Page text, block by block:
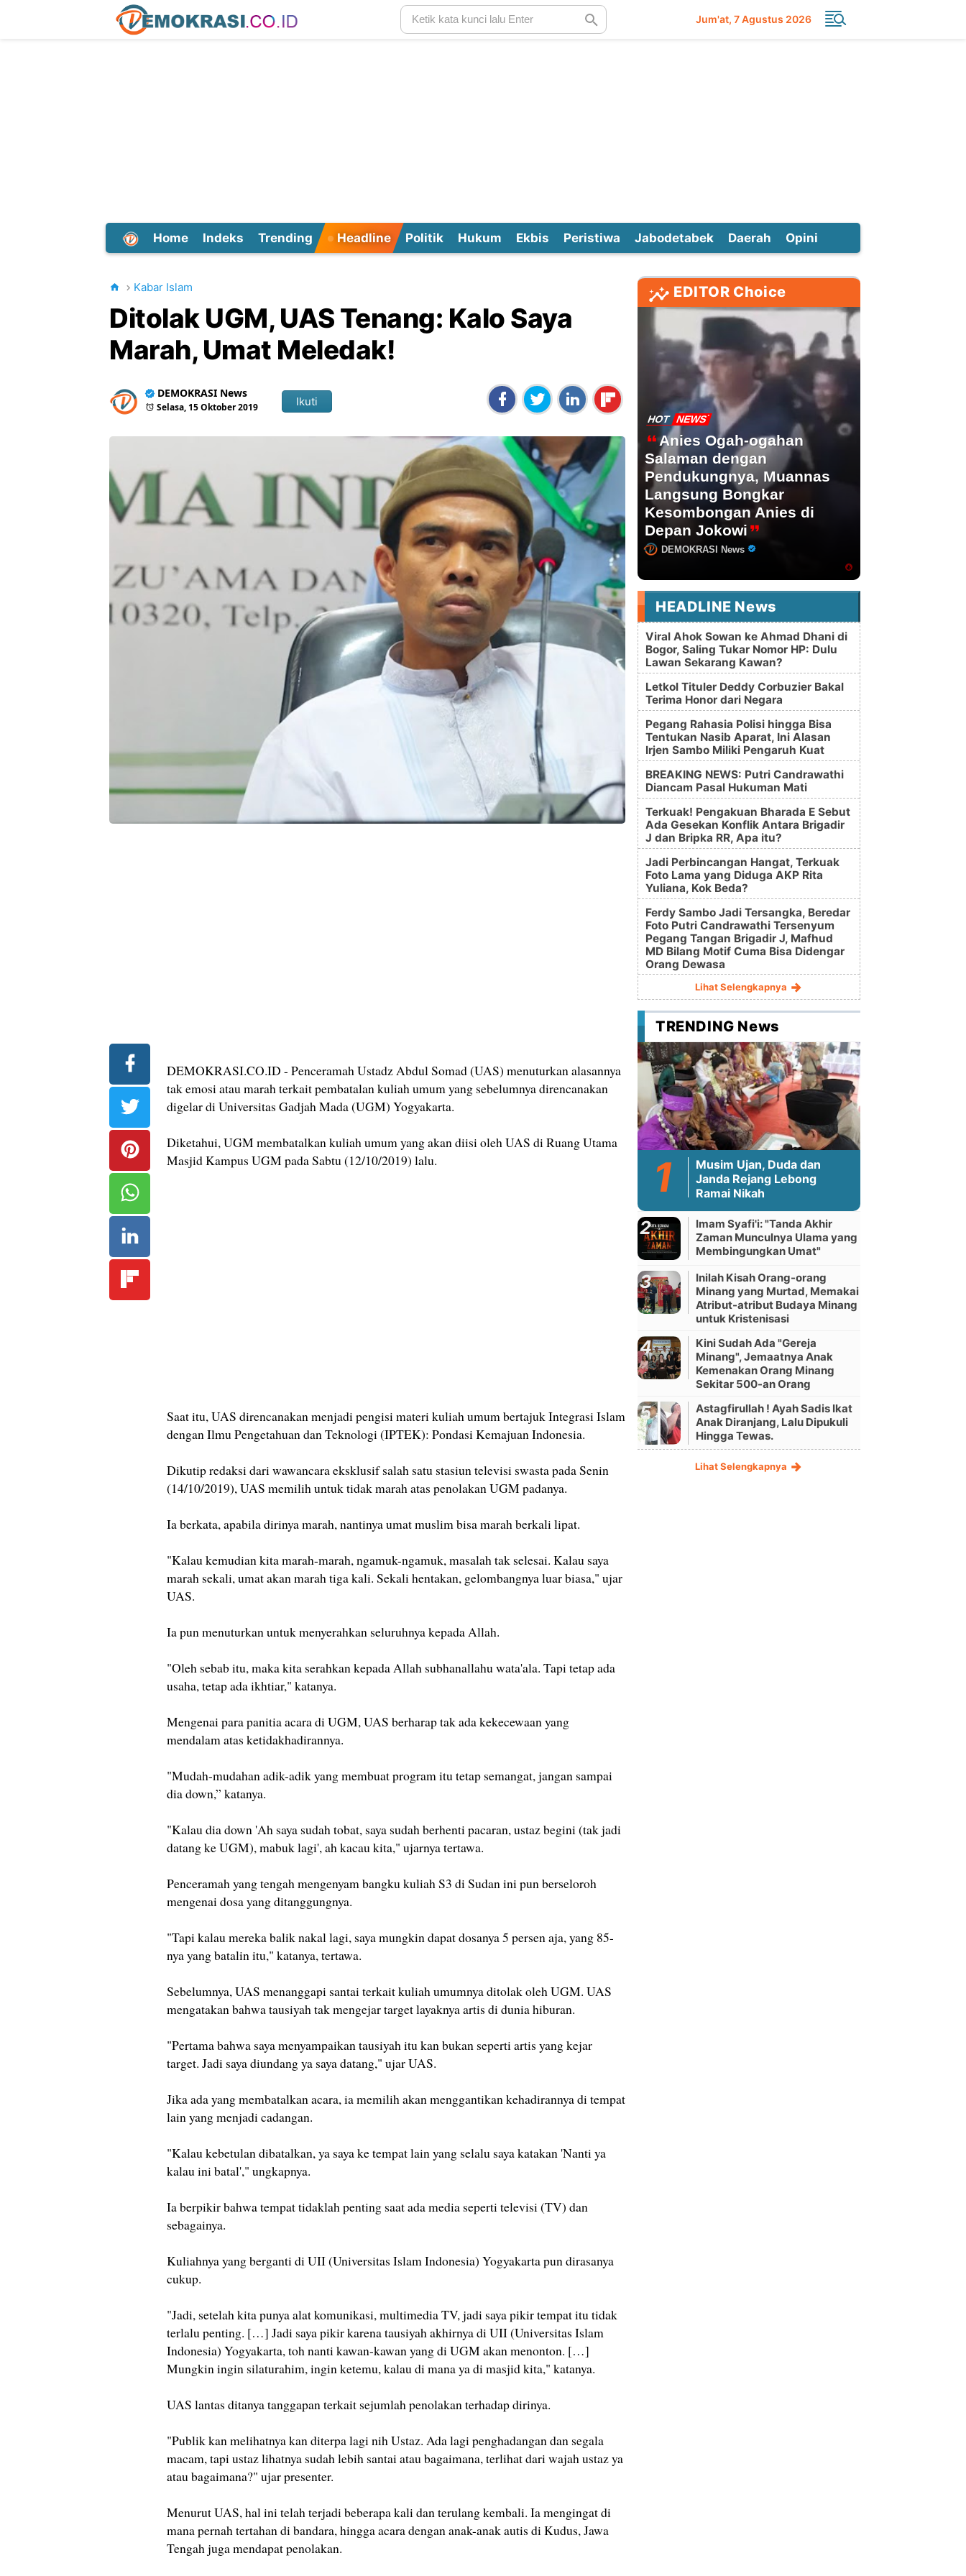
Jum'at 7 Agustus 2026
Home Indeks Trending Headline Politik Hukum Ekbis Peristiwa Jabodetabek Daerah Opini
Kabar Islam
Ditolak UGM, UAS Tenang: Kalo Saya
Marah, Umat Meledak!
DEMOKRASI News
Selasa, 15 Oktober 2019 Ikuti
DEMOKRASI.CO.ID - Penceramah Ustadz Abdul Somad (UAS) menuturkan alasannya
tak emosi atau marah terkait pembatalan kuliah umum yang sebelumnya direncanakan
digelar di Universitas Gadjah Mada (UGM) Yogyakarta.
Diketahui, UGM membatalkan kuliah umum yang akan diisi oleh UAS di Ruang Utama
Masjid Kampus UGM pada Sabtu (12/10/2019) lalu.
Saat itu, UAS direncanakan menjadi pengisi materi kuliah umum bertajuk Integrasi Islam
dengan Ilmu Pengetahuan dan Teknologi (IPTEK): Pondasi Kemajuan Indonesia.
Dikutip redaksi dari wawancara eksklusif salah satu stasiun televisi swasta pada Senin
(14/10/2019), UAS memilih untuk tidak marah atas penolakan UGM padanya.
Ia berkata, apabila dirinya marah, nantinya umat muslim bisa marah berkali lipat.
"Kalau kemudian kita marah-marah, ngamuk-ngamuk, masalah tak selesai. Kalau saya
marah sekali, umat akan marah tiga kali. Sekali hentakan, gelombangnya luar biasa," ujar
UAS.
Ia pun menuturkan untuk menyerahkan seluruhnya kepada Allah.
"Oleh sebab itu, maka kita serahkan kepada Allah subhanallahu wata'ala. Tapi tetap ada
usaha, tetap ada ikhtiar," katanya.
Mengenai para panitia acara di UGM, UAS berharap tak ada kekecewaan yang
mendalam atas ketidakhadirannya.
"Mudah-mudahan adik-adik yang membuat program itu tetap semangat, jangan sampai
dia down,” katanya.
"Kalau dia down 'Ah saya sudah tobat, saya sudah berhenti pacaran, ustaz begini (tak jadi
datang ke UGM), mabuk lagi', ah kacau kita," ujarnya tertawa.
Penceramah yang tengah mengenyam bangku kuliah S3 di Sudan ini pun berseloroh
mengenai dosa yang ditanggungnya.
"Tapi kalau mereka balik nakal lagi, saya mungkin dapat dosanya 5 persen aja, yang 85-
nya yang batalin itu," katanya, tertawa.
Sebelumnya, UAS menanggapi santai terkait kuliah umumnya ditolak oleh UGM. UAS
mengatakan bahwa tausiyah tak mengejar target layaknya artis di dunia hiburan.
"Pertama bahwa saya menyampaikan tausiyah itu kan bukan seperti artis yang kejar
target. Jadi saya diundang ya saya datang," ujar UAS.
Jika ada yang membatalkan acara, ia memilih akan menggantikan kehadirannya di tempat
lain yang menjadi cadangan.
"Kalau kebetulan dibatalkan, ya saya ke tempat lain yang selalu saya katakan 'Nanti ya
kalau ini batal'," ungkapnya.
Ia berpikir bahwa tempat tidaklah penting saat ada media seperti televisi (TV) dan
sebagainya.
Kuliahnya yang berganti di UII (Universitas Islam Indonesia) Yogyakarta pun dirasanya
cukup.
"Jadi, setelah kita punya alat komunikasi, multimedia TV, jadi saya pikir tempat itu tidak
terlalu penting. […] Jadi saya pikir karena tausiyah akhirnya di UII (Universitas Islam
Indonesia) Yogyakarta, toh nanti kawan-kawan yang di UGM akan menonton. […]
Mungkin ingin silaturahim, ingin ketemu, kalau di mana ya di masjid kita," katanya.
UAS lantas ditanya tanggapan terkait sejumlah penolakan terhadap dirinya.
"Publik kan melihatnya kan diterpa lagi nih Ustaz. Ada lagi penghadangan dan segala
macam, tapi ustaz lihatnya sudah lebih santai atau bagaimana, terlihat dari wajah ustaz ya
atau bagaimana?" ujar presenter.
Menurut UAS, hal ini telah terjadi beberapa kali dan terulang kembali. Ia mengingat di
mana pernah tertahan di bandara, hingga acara dengan anak-anak autis di Kudus, Jawa
Tengah juga mendapat penolakan.
EDITOR Choice
HOT NEWS
Anies Ogah-ogahan
Salaman dengan
Pendukungnya, Muannas
Langsung Bongkar
Kesombongan Anies di
Depan Jokowi
DEMOKRASI News
HEADLINE News
Viral Ahok Sowan ke Ahmad Dhani di
Bogor, Saling Tukar Nomor HP: Dulu
Lawan Sekarang Kawan?
Letkol Tituler Deddy Corbuzier Bakal
Terima Honor dari Negara
Pegang Rahasia Polisi hingga Bisa
Tentukan Nasib Aparat, Ini Alasan
Irjen Sambo Miliki Pengaruh Kuat
BREAKING NEWS: Putri Candrawathi
Diancam Pasal Hukuman Mati
Terkuak! Pengakuan Bharada E Sebut
Ada Gesekan Konflik Antara Brigadir
J dan Bripka RR, Apa itu?
Jadi Perbincangan Hangat, Terkuak
Foto Lama yang Diduga AKP Rita
Yuliana, Kok Beda?
Ferdy Sambo Jadi Tersangka, Beredar
Foto Putri Candrawathi Tersenyum
Pegang Tangan Brigadir J, Mafhud
MD Bilang Motif Cuma Bisa Didengar
Orang Dewasa
Lihat Selengkapnya
TRENDING News
Musim Ujan, Duda dan
Janda Rejang Lebong
Ramai Nikah
Imam Syafi'i: "Tanda Akhir
Zaman Munculnya Ulama yang
Membingungkan Umat"
Inilah Kisah Orang-orang
Minang yang Murtad, Memakai
Atribut-atribut Budaya Minang
untuk Kristenisasi
Kini Sudah Ada "Gereja
Minang", Jemaatnya Anak
Kemenakan Orang Minang
Sekitar 500-an Orang
Astagfirullah ! Ayah Sadis Ikat
Anak Diranjang, Lalu Dipukuli
Hingga Tewas.
Lihat Selengkapnya